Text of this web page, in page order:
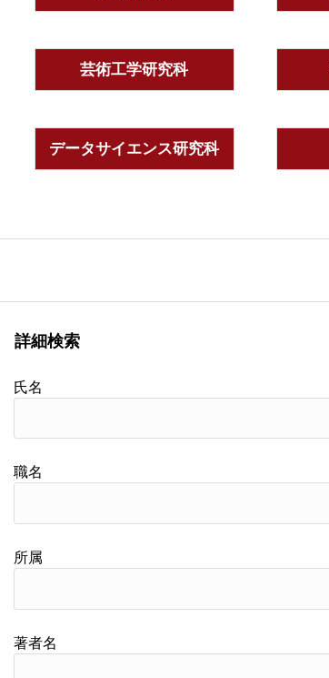
芸術工学研究科
データサイエンス研究科
詳細検索
氏名
職名
所属
著者名